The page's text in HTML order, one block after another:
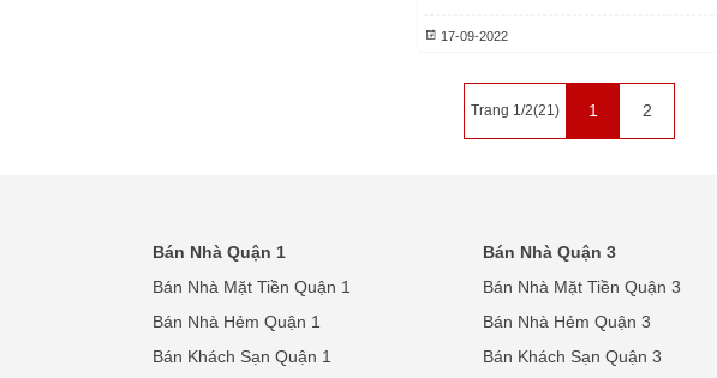
17-09-2022
Trang 1/2(21) 1 2
Bán Nhà Quận 1 Bán Nhà Quận 3
Bán Nhà Mặt Tiền Quận 1
Bán Nhà Mặt Tiền Quận 3
Bán Nhà Hẻm Quận 1
Bán Nhà Hẻm Quận 3
Bán Khách Sạn Quận 1
Bán Khách Sạn Quận 3